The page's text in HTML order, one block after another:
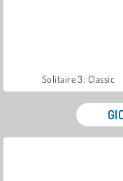
Solitaire 3: Classic